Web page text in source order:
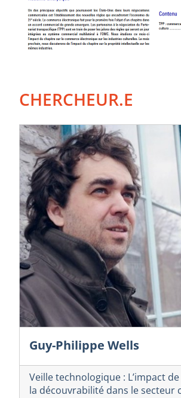
CHERCHEUR.E
Guy-Philippe Wells
Veille technologique : L’impact de
la découvrabilité dans le secteur